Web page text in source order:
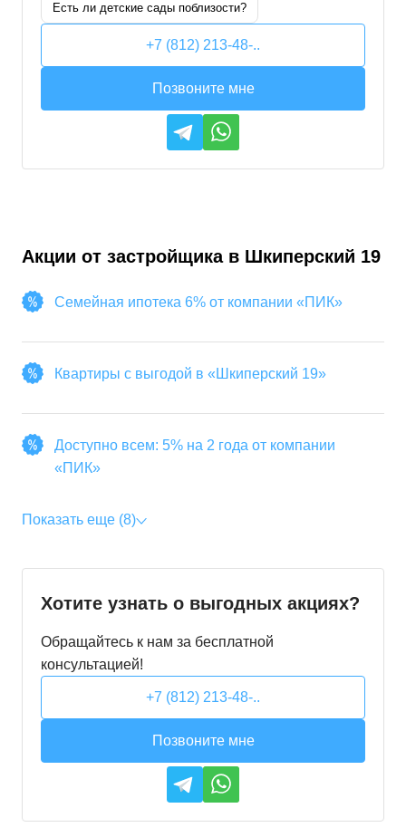
Есть ли детские сады поблизости?
+7 (812) 213-48-..
Позвоните мне
Акции от застройщика в Шкиперский 19
Семейная ипотека 6% от компании «ПИК»
Квартиры с выгодой в «Шкиперский 19»
Доступно всем: 5% на 2 года от компании
«ПИК»
Показать еще (8)
Хотите узнать о выгодных акциях?
Обращайтесь к нам за бесплатной
консультацией!
+7 (812) 213-48-..
Позвоните мне